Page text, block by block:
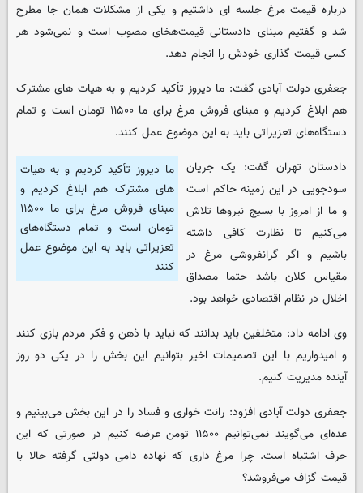
درباره قیمت مرغ جلسه ای داشتیم و یکی از مشکلات همان جا مطرح
شد و گفتیم مبنای دادستانی قیمت‌هخای مصوب است و نمی‌شود هر
کسی قیمت گذاری خودش را انجام دهد.
جعفری دولت آبادی گفت: ما دیروز تأکید کردیم و به هیات های مشترک
هم ابلاغ کردیم و مبنای فروش مرغ برای ما ۱۱۵۰۰ تومان است و تمام
دستگاه‌های تعزیراتی باید به این موضوع عمل کنند.
ما دیروز تأکید کردیم و به هیات
های مشترک هم ابلاغ کردیم و
مبنای فروش مرغ برای ما ۱۱۵۰۰
تومان است و تمام دستگاه‌های
تعزیراتی باید به این موضوع عمل
کنند
دادستان تهران گفت: یک جریان
سودجویی در این زمینه حاکم است
و ما از امروز با بسیج نیروها تلاش
می‌کنیم تا نظارت کافی داشته
باشیم و اگر گرانفروشی مرغ در
مقیاس کلان باشد حتما مصداق
اخلال در نظام اقتصادی خواهد بود.
وی ادامه داد: متخلفین باید بدانند که نباید با ذهن و فکر مردم بازی کنند
و امیدواریم با این تصمیمات اخیر بتوانیم این بخش را در یکی دو روز
آینده مدیریت کنیم.
جعفری دولت آبادی افزود: رانت خواری و فساد را در این بخش می‌بینیم و
عده‌ای می‌گویند نمی‌توانیم ۱۱۵۰۰ تومن عرضه کنیم در صورتی که این
حرف اشتباه است. چرا مرغ داری که نهاده دامی دولتی گرفته حالا با
قیمت گزاف می‌فروشد؟